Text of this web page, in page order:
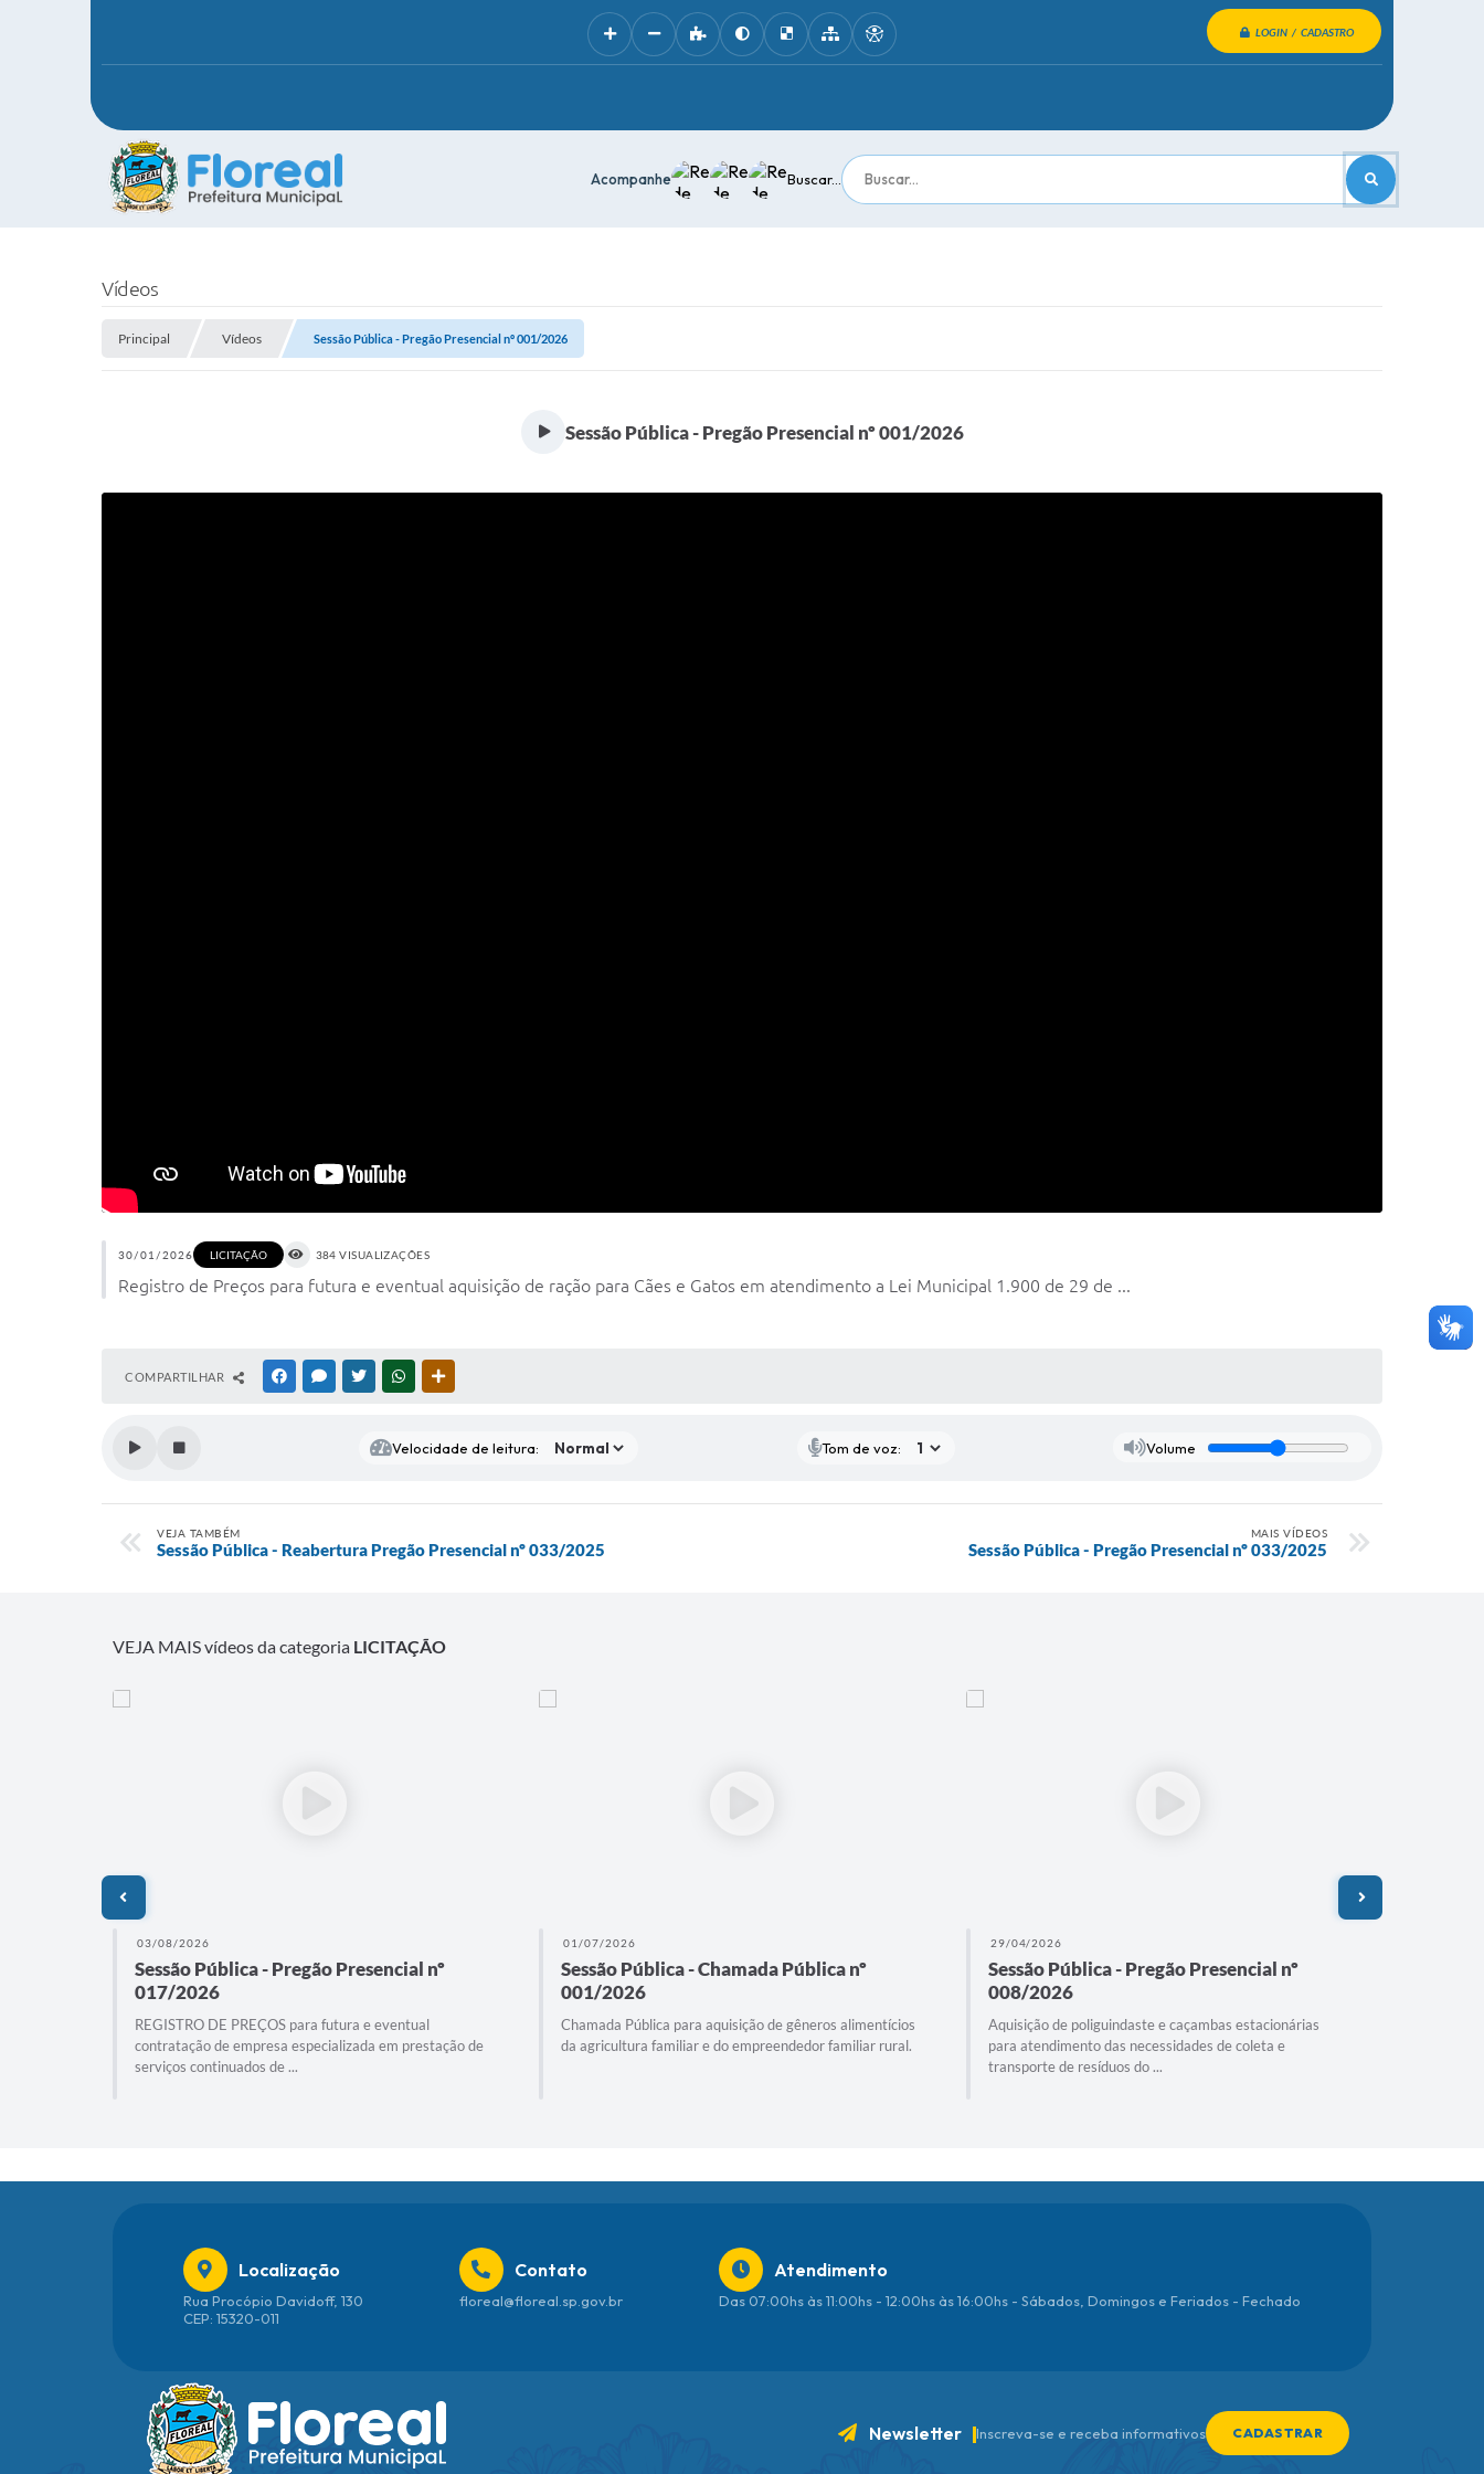
LOGIN / CADASTRO
Buscar...
Acompanhe
Vídeos
Principal Vídeos Sessão Pública - Pregão Presencial nº 001/2026
Sessão Pública - Pregão Presencial nº 001/2026
30/01/2026 LICITAÇÃO 384 VISUALIZAÇÕES
Registro de Preços para futura e eventual aquisição de ração para Cães e Gatos em atendimento a Lei Municipal 1.900 de 29 de ...
COMPARTILHAR FACEBOOKMESSENGER
TWITTERWHATSAPP
Velocidade de leitura: Tom de voz: Volume
VEJA TAMBÉM
Sessão Pública - Reabertura Pregão Presencial nº 033/2025
MAIS VÍDEOS
Sessão Pública - Pregão Presencial nº 033/2025
VEJA MAIS vídeos da categoria LICITAÇÃO
03/08/2026
Sessão Pública - Pregão Presencial nº
017/2026
REGISTRO DE PREÇOS para futura e eventual
contratação de empresa especializada em prestação de
serviços continuados de ...
01/07/2026
Sessão Pública - Chamada Pública nº
001/2026
Chamada Pública para aquisição de gêneros alimentícios
da agricultura familiar e do empreendedor familiar rural.
29/04/2026
Sessão Pública - Pregão Presencial nº
008/2026
Aquisição de poliguindaste e caçambas estacionárias
para atendimento das necessidades de coleta e
transporte de resíduos do ...
Newsletter Inscreva-se e receba informativos CADASTRAR
Localização
Rua Procópio Davidoff, 130
CEP: 15320-011
Contato
floreal@floreal.sp.gov.br
Atendimento
Das 07:00hs às 11:00hs - 12:00hs às 16:00hs - Sábados, Domingos e Feriados - Fechado